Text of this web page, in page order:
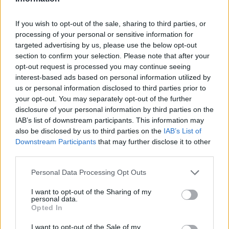
If you wish to opt-out of the sale, sharing to third parties, or
processing of your personal or sensitive information for
targeted advertising by us, please use the below opt-out
section to confirm your selection. Please note that after your
opt-out request is processed you may continue seeing
interest-based ads based on personal information utilized by
us or personal information disclosed to third parties prior to
your opt-out. You may separately opt-out of the further
disclosure of your personal information by third parties on the
IAB’s list of downstream participants. This information may
also be disclosed by us to third parties on the IAB’s List of
Downstream Participants that may further disclose it to other
Personal Data Processing Opt Outs
I want to opt-out of the Sharing of my
personal data.
Opted In
I want to opt-out of the Sale of my
AUDIENCIAS ESTRENOS STREAMING
GENTE TV CONCURSOS REALITIES
@teletextopuntocom